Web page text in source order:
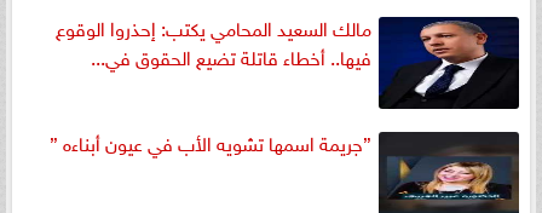
مالك السعيد المحامي يكتب: إحذروا الوقوع
فيها.. أخطاء قاتلة تضيع الحقوق في...
”جريمة اسمها تشويه الأب في عيون أبناءه ”